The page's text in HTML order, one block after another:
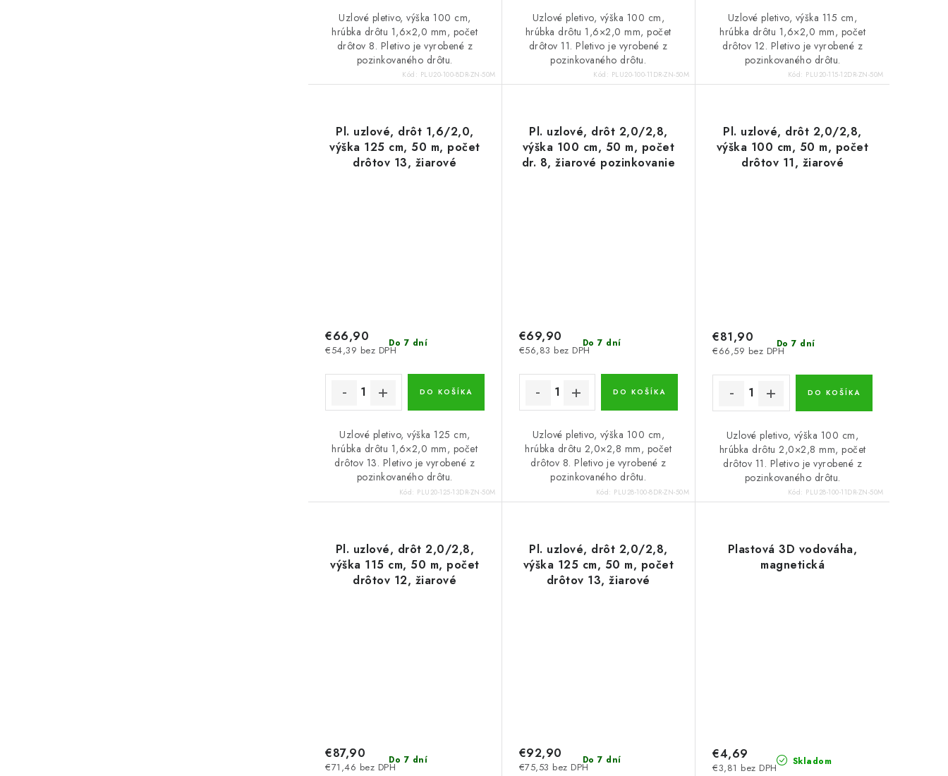
Uzlové pletivo, výška 100 cm,
hrúbka drôtu 1,6×2,0 mm, počet
drôtov 8. Pletivo je vyrobené z
pozinkovaného drôtu.
Kód: PLU20-100-8DR-ZN-50M
Uzlové pletivo, výška 100 cm,
hrúbka drôtu 1,6×2,0 mm, počet
drôtov 11. Pletivo je vyrobené z
pozinkovaného drôtu.
Kód: PLU20-100-11DR-ZN-50M
Uzlové pletivo, výška 115 cm,
hrúbka drôtu 1,6×2,0 mm, počet
drôtov 12. Pletivo je vyrobené z
pozinkovaného drôtu.
Kód: PLU20-115-12DR-ZN-50M
Pl. uzlové, drôt 1,6/2,0,
výška 125 cm, 50 m, počet
drôtov 13, žiarové
Do 7 dní
€54,39 bez DPH
€66,90
DO KOŠÍKA
Uzlové pletivo, výška 125 cm,
hrúbka drôtu 1,6×2,0 mm, počet
drôtov 13. Pletivo je vyrobené z
pozinkovaného drôtu.
Kód: PLU20-125-13DR-ZN-50M
Pl. uzlové, drôt 2,0/2,8,
výška 100 cm, 50 m, počet
dr. 8, žiarové pozinkovanie
Do 7 dní
€56,83 bez DPH
€69,90
DO KOŠÍKA
Uzlové pletivo, výška 100 cm,
hrúbka drôtu 2,0×2,8 mm, počet
drôtov 8. Pletivo je vyrobené z
pozinkovaného drôtu.
Kód: PLU28-100-8DR-ZN-50M
Pl. uzlové, drôt 2,0/2,8,
výška 100 cm, 50 m, počet
drôtov 11, žiarové
Do 7 dní
€66,59 bez DPH
€81,90
DO KOŠÍKA
Uzlové pletivo, výška 100 cm,
hrúbka drôtu 2,0×2,8 mm, počet
drôtov 11. Pletivo je vyrobené z
pozinkovaného drôtu.
Kód: PLU28-100-11DR-ZN-50M
Pl. uzlové, drôt 2,0/2,8,
výška 115 cm, 50 m, počet
drôtov 12, žiarové
Do 7 dní
€71,46 bez DPH
€87,90
Pl. uzlové, drôt 2,0/2,8,
výška 125 cm, 50 m, počet
drôtov 13, žiarové
Do 7 dní
€75,53 bez DPH
€92,90
Plastová 3D vodováha,
magnetická
Skladom
€3,81 bez DPH
€4,69